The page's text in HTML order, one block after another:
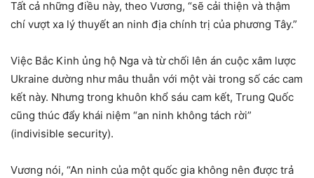
Tất cả những điều này, theo Vương, “sẽ cải thiện và thậm
chí vượt xa lý thuyết an ninh địa chính trị của phương Tây.”
Việc Bắc Kinh ủng hộ Nga và từ chối lên án cuộc xâm lược
Ukraine dường như mâu thuẫn với một vài trong số các cam
kết này. Nhưng trong khuôn khổ sáu cam kết, Trung Quốc
cũng thúc đẩy khái niệm “an ninh không tách rời”
(indivisible security).
Vương nói, “An ninh của một quốc gia không nên được trả